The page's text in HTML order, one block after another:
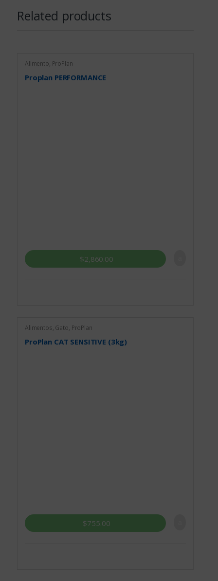
Related products
Alimento, ProPlan
Proplan PERFORMANCE
$2,860.00
Alimentos, Gato, ProPlan
ProPlan CAT SENSITIVE (3kg)
$755.00